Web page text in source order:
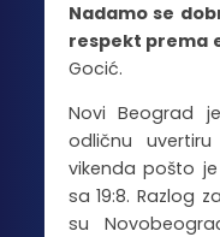
Nadamo se
respekt prema
Gocić.
Novi Beograd
odličnu
vikenda pošto
sa 19:8. Razlog
su